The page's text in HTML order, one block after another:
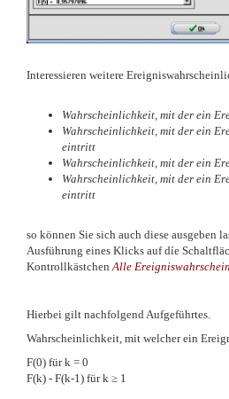
Interessieren weitere
Wahrscheinlichkeit, mit der ein
Wahrscheinlichkeit, mit der ein
eintritt
Wahrscheinlichkeit, mit der ein
Wahrscheinlichkeit, mit der ein
eintritt
so können Sie sich auch diese ausgeben
Ausführung eines Klicks auf díe
Kontrollkästchen Alle
Hierbei gilt nachfolgend Aufgeführtes.
Wahrscheinlichkeit, mit welcher ein
F(0) für k = 0
F(k) - F(k-1) für k ≥ 1